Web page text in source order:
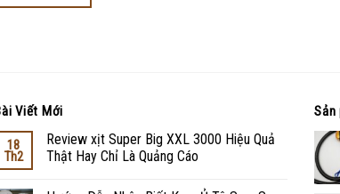
Viết Mới
18
Th2
Review xịt Super Big XXL 3000 Hiệu Quả
Thật Hay Chỉ Là Quảng Cáo
Sản